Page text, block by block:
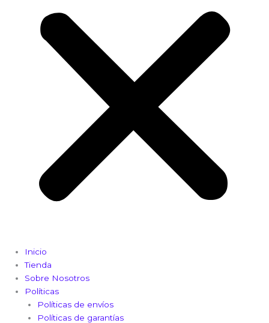
Inicio
Tienda
Sobre Nosotros
Políticas
Políticas de envíos
Políticas de garantías